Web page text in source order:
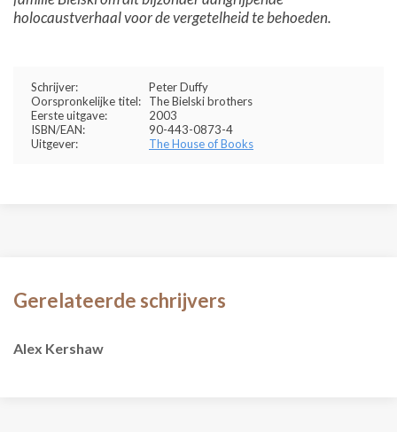
holocaustverhaal voor de vergetelheid te behoeden.
Schrijver:
Peter Duffy
Oorspronkelijke titel:
The Bielski brothers
Eerste uitgave:
2003
ISBN/EAN:
90-443-0873-4
Uitgever:
The House of Books
Gerelateerde schrijvers
Alex Kershaw